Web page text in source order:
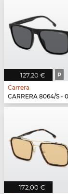
127,20 € P
Carrera
CARRERA 8064/S -
172,00 €